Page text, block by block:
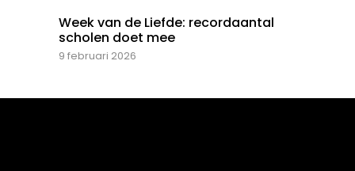
Week van de Liefde: recordaantal
scholen doet mee
9 februari 2026